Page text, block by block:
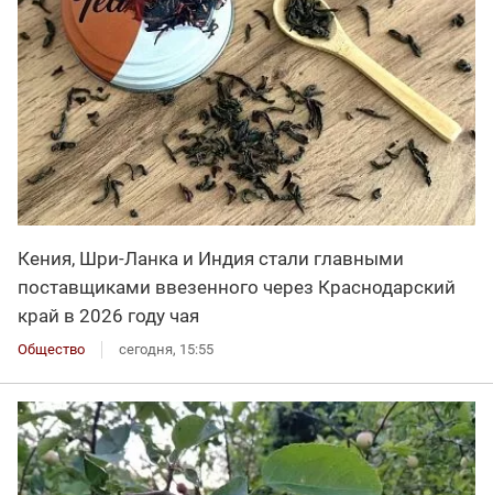
Кения, Шри-Ланка и Индия стали главными
поставщиками ввезенного через Краснодарский
край в 2026 году чая
Общество сегодня, 15:55